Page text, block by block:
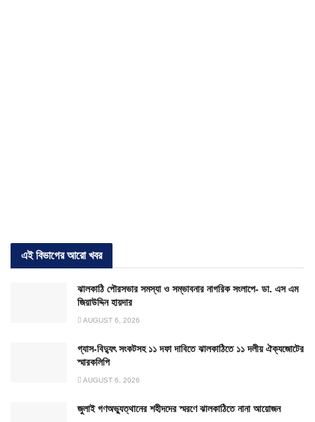
এই বিভাগের আরো খবর
ঝালকাঠি পৌরসভার সমস্যা ও সম্ভাবনার নাগরিক সংলাপে- ডা. এস এম
জিয়াউদ্দিন হায়দার
AUGUST 6, 2026
গ্যাস-বিদ্যুৎ সংকটসহ ১১ দফা দাবিতে ঝালকাঠিতে ১১ দলীয় ঐক্যজোটের
স্মারকলিপি
AUGUST 6, 2026
জুলাই গণঅভ্যুত্থানের শহীদদের স্মরণে ঝালকাঠিতে নানা আয়োজন